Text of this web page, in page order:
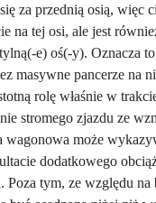
za przednią osią, więc
na tej osi, ale jest
e) oś(-y). Oznacza
masywne pancerze na
rolę właśnie w
stromego zjazdu ze
wagonowa może
dodatkowego
Poza tym, ze względu na